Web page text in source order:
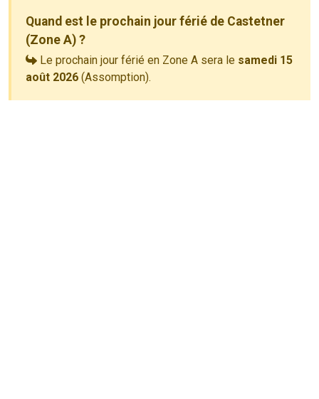
Quand est le prochain jour férié de Castetner
(Zone A) ?
Le prochain jour férié en Zone A sera le samedi 15
août 2026 (Assomption).